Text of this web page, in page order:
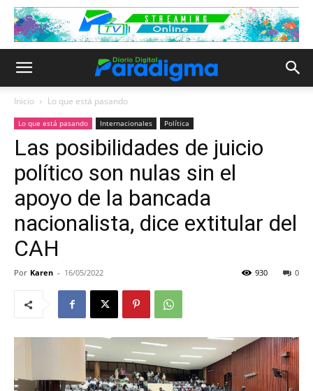
Inicio Lo que está pasando
Lo que está pasando Internacionales Política
Las posibilidades de juicio
político son nulas sin el
apoyo de la bancada
nacionalista, dice extitular del
CAH
Por Karen - 16/05/2022 0
930